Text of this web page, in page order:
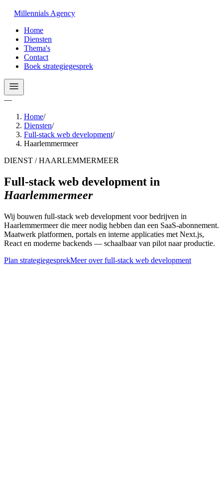
Millennials Agency
Home
Diensten
Thema's
Contact
Boek strategiegesprek
—
Home/
Diensten/
Full-stack web development/
Haarlemmermeer
DIENST / HAARLEMMERMEER
Full-stack web development in
Haarlemmermeer
Wij bouwen full-stack web development voor bedrijven in
Haarlemmermeer die meer nodig hebben dan een SaaS-abonnement.
Maatwerk platformen, portals en interne applicaties met Next.js,
React en moderne backends — schaalbaar van pilot naar productie.
Plan strategiegesprekMeer overfull-stack web development